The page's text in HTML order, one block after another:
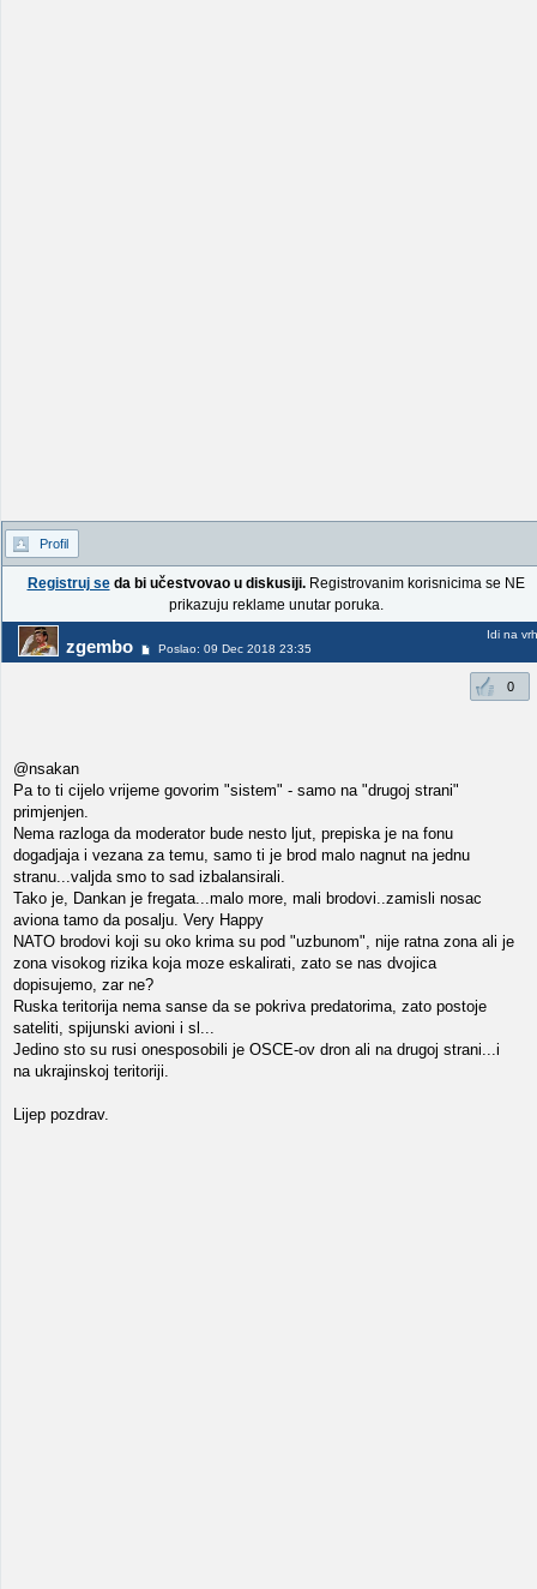
Profil
Registruj seda bi učestvovao u diskusiji.Registrovanim korisnicima se NE
prikazuju reklame unutar poruka.
zgembo Poslao: 09 Dec 2018 23:35
Idi na vrh
0
@nsakan
Pa to ti cijelo vrijeme govorim "sistem" - samo na "drugoj strani"
primjenjen.
Nema razloga da moderator bude nesto ljut, prepiska je na fonu
dogadjaja i vezana za temu, samo ti je brod malo nagnut na jednu
stranu...valjda smo to sad izbalansirali.
Tako je, Dankan je fregata...malo more, mali brodovi..zamisli nosac
aviona tamo da posalju. Very Happy
NATO brodovi koji su oko krima su pod "uzbunom", nije ratna zona ali je
zona visokog rizika koja moze eskalirati, zato se nas dvojica
dopisujemo, zar ne?
Ruska teritorija nema sanse da se pokriva predatorima, zato postoje
sateliti, spijunski avioni i sl...
Jedino sto su rusi onesposobili je OSCE-ov dron ali na drugoj strani...i
na ukrajinskoj teritoriji.
Lijep pozdrav.